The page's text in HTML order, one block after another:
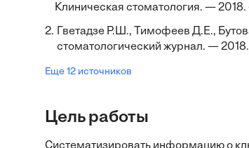
Клиническая стоматология. —
2.
Гветадзе Р.Ш., Тимофеев Д.Е.,
стоматологический журнал. —
Еще 12 источников
Цель работы